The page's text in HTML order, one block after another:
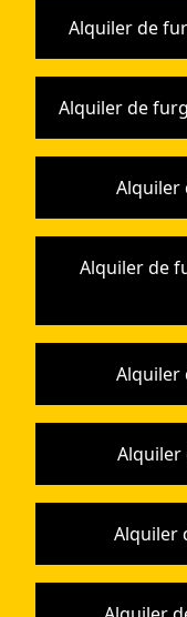
Alquiler de
Alquiler de
Alquiler
Alquiler de
Alquiler
Alquiler
Alquiler